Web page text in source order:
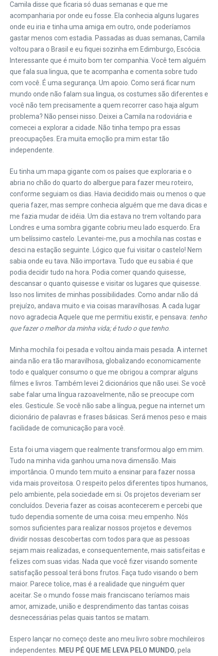
Camila disse que ficaria só duas semanas e que me
acompanharia por onde eu fosse. Ela conhecia alguns lugares
onde eu iria e tinha uma amiga em outro, onde poderíamos
gastar menos com estadia. Passadas as duas semanas, Camila
voltou para o Brasil e eu fiquei sozinha em Edimburgo, Escócia.
Interessante que é muito bom ter companhia. Você tem alguém
que fala sua lingua, que te acompanha e comenta sobre tudo
com você. É uma segurança. Um apoio. Como será ficar num
mundo onde não falam sua lingua, os costumes são diferentes e
você não tem precisamente a quem recorrer caso haja algum
problema? Não pensei nisso. Deixei a Camila na rodoviária e
comecei a explorar a cidade. Não tinha tempo pra essas
preocupações. Era muita emoção pra mim estar tão
independente.
Eu tinha um mapa gigante com os países que exploraria e o
abria no chão do quarto do albergue para fazer meu roteiro,
conforme seguiam os dias. Havia decidido mais ou menos o que
queria fazer, mas sempre conhecia alguém que me dava dicas e
me fazia mudar de idéia. Um dia estava no trem voltando para
Londres e uma sombra gigante cobriu meu lado esquerdo. Era
um belíssimo castelo. Levantei-me, pus a mochila nas costas e
desci na estação seguinte. Lógico que fui visitar o castelo! Nem
sabia onde eu tava. Não importava. Tudo que eu sabia é que
podia decidir tudo na hora. Podia comer quando quisesse,
descansar o quanto quisesse e visitar os lugares que quisesse.
Isso nos limites de minhas possibilidades. Como andar não dá
prejuízo, andava muito e via coisas maravilhosas. A cada lugar
novo agradecia Aquele que me permitiu existir, e pensava: tenho
que fazer o melhor da minha vida; é tudo o que tenho.
Minha mochila foi pesada e voltou ainda mais pesada. A internet
ainda não era tão maravilhosa, globalizando economicamente
todo e qualquer consumo o que me obrigou a comprar alguns
filmes e livros. Também levei 2 dicionários que não usei. Se você
sabe falar uma língua razoavelmente, não se preocupe com
eles. Gesticule. Se você não sabe a língua, pegue na internet um
dicionário de palavras e frases básicas. Será menos peso e mais
facilidade de comunicação para você.
Esta foi uma viagem que realmente transformou algo em mim.
Tudo na minha vida ganhou uma nova dimensão. Mais
importância. O mundo tem muito a ensinar para fazer nossa
vida mais proveitosa. O respeito pelos diferentes tipos humanos,
pelo ambiente, pela sociedade em si. Os projetos deveriam ser
concluídos. Deveria fazer as coisas acontecerem e percebi que
tudo dependia somente de uma coisa: meu empenho. Nós
somos suficientes para realizar nossos projetos e devemos
dividir nossas descobertas com todos para que as pessoas
sejam mais realizadas, e consequentemente, mais satisfeitas e
felizes com suas vidas. Nada que você fizer visando somente
satisfação pessoal terá bons frutos. Faça tudo visando o bem
maior. Parece tolice, mas é a realidade que ninguém quer
aceitar. Se o mundo fosse mais franciscano teríamos mais
amor, amizade, união e desprendimento das tantas coisas
desnecessárias pelas quais tantos se matam.
Espero lançar no começo deste ano meu livro sobre mochileiros
independentes.
MEU PÉ QUE ME LEVA PELO MUNDO, pela